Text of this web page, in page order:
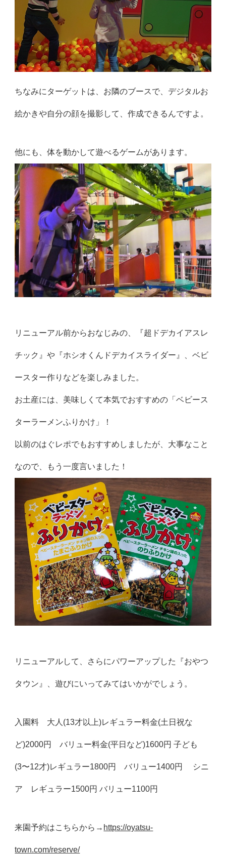
ちなみにターゲットは、お隣のブースで、デジタルお
絵かきや自分の顔を撮影して、作成できるんですよ。
他にも、体を動かして遊べるゲームがあります。
リニューアル前からおなじみの、『超ドデカイアスレ
チック』や『ホシオくんドデカイスライダー』、ベビ
ースター作りなどを楽しみました。
お土産には、美味しくて本気でおすすめの「ベビース
ターラーメンふりかけ」！
以前のはぐレポでもおすすめしましたが、大事なこと
なので、もう一度言いました！
リニューアルして、さらにパワーアップした『おやつ
タウン』、遊びにいってみてはいかがでしょう。
入園料 大人(13才以上)レギュラー料金(土日祝な
ど)2000円 バリュー料金(平日など)1600円 子ども
(3〜12才)レギュラー1800円 バリュー1400円 シニ
ア レギュラー1500円 バリュー1100円
来園予約はこちらから→ https://oyatsu-
town.com/reserve/